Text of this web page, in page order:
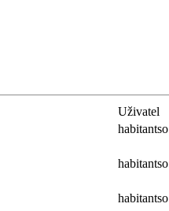
Uživatel
habitantso
habitantso
habitantso